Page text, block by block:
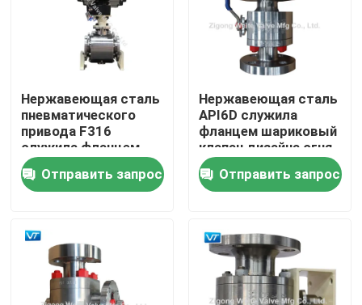
Свяжитесь мы
Спросите цитату
Шариковый клапан трубопровода
Клапаны трубопровода природного газа
Шариковый клапан управляемый шестерней
Нержавеющая сталь
пневматического
привода F316
служила фланцем
шариковые клапаны
6" 150LB
Отправить запрос
Нержавеющая сталь
API6D служила
фланцем шариковый
клапан дизайна огня
низкого давления
CF3M шарикового
клапана безопасный
Отправить запрос